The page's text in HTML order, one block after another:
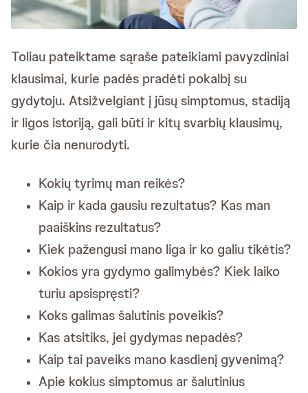
Toliau pateiktame sąraše pateikiami pavyzdiniai
klausimai, kurie padės pradėti pokalbį su
gydytoju. Atsižvelgiant į jūsų simptomus, stadiją
ir ligos istoriją, gali būti ir kitų svarbių klausimų,
kurie čia nenurodyti.
Kokių tyrimų man reikės?
Kaip ir kada gausiu rezultatus? Kas man
paaiškins rezultatus?
Kiek pažengusi mano liga ir ko galiu tikėtis?
Kokios yra gydymo galimybės? Kiek laiko
turiu apsispręsti?
Koks galimas šalutinis poveikis?
Kas atsitiks, jei gydymas nepadės?
Kaip tai paveiks mano kasdienį gyvenimą?
Apie kokius simptomus ar šalutinius